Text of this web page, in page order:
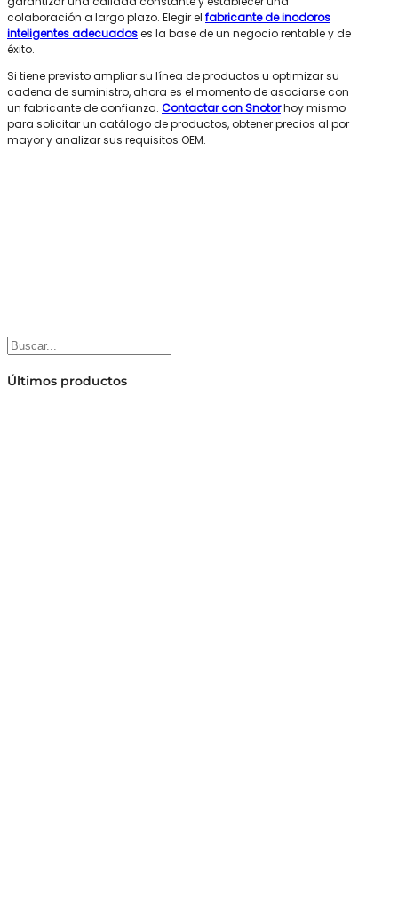
colaboración a largo plazo. Elegir el fabricante de inodoros
inteligentes adecuadoses la base de un negocio rentable y de
éxito.
Si tiene previsto ampliar su línea de productos u optimizar su
cadena de suministro, ahora es el momento de asociarse con
un fabricante de confianza. Contactar con Snotorhoy mismo
para solicitar un catálogo de productos, obtener precios al por
mayor y analizar sus requisitos OEM.
Buscar
Últimos productos